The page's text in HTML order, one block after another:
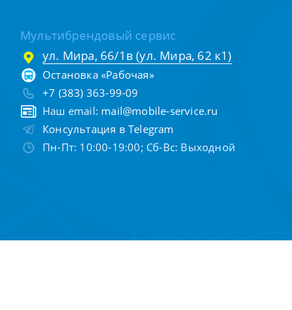
Мультибрендовый сервис
ул. Мира, 66/1в (ул. Мира, 62 к1)
Остановка «Рабочая»
+7 (383) 363-99-09
Наш email: mail@mobile-service.ru
Консультация в Telegram
Пн-Пт: 10:00-19:00; Сб-Вс: Выходной